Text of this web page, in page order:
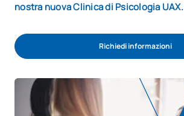
nostra nuova Clinica di Psicologia UAX.
Richiedi informazioni